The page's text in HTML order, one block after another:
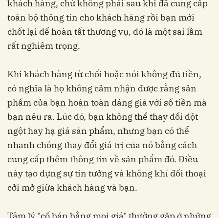
khách hàng, chứ không phải sau khi đã cung cấp
toàn bộ thông tin cho khách hàng rồi bạn mới
chốt lại để hoàn tất thương vụ, đó là một sai lầm
rất nghiêm trọng.
Khi khách hàng từ chối hoặc nói không đủ tiền,
có nghĩa là họ không cảm nhận được rằng sản
phẩm của bạn hoàn toàn đáng giá với số tiền mà
bạn nêu ra. Lúc đó, bạn không thể thay đổi đột
ngột hay hạ giá sản phẩm, nhưng bạn có thể
nhanh chóng thay đổi giá trị của nó bằng cách
cung cấp thêm thông tin về sản phẩm đó. Điều
này tạo dựng sự tin tưởng và không khí đối thoại
cởi mở giữa khách hàng và bạn.